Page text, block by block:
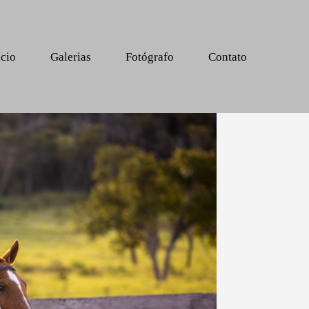
Galerias Fotógrafo Contato